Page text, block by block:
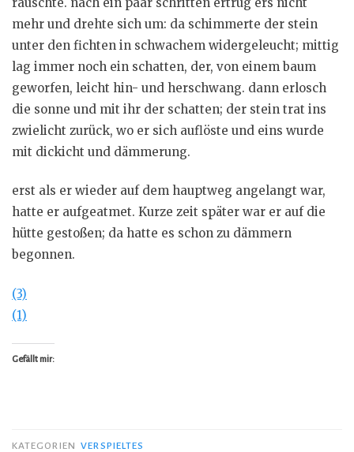
mehr und drehte sich um: da schimmerte der stein
unter den fichten in schwachem widergeleucht; mittig
lag immer noch ein schatten, der, von einem baum
geworfen, leicht hin- und herschwang. dann erlosch
die sonne und mit ihr der schatten; der stein trat ins
zwielicht zurück, wo er sich auflöste und eins wurde
mit dickicht und dämmerung.
erst als er wieder auf dem hauptweg angelangt war,
hatte er aufgeatmet. Kurze zeit später war er auf die
hütte gestoßen; da hatte es schon zu dämmern
begonnen.
(3)
(1)
Gefällt mir:
KATEGORIEN VERSPIELTES